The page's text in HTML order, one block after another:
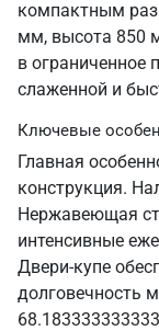
компактным
мм, высота 850
в ограниченное
слаженной и
Ключевые
Главная
конструкция.
Нержавеющая
интенсивные
Двери-купе
долговечность